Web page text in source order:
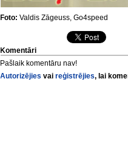
Foto: Valdis Zāgeuss, Go4speed
Komentāri
Pašlaik komentāru nav!
Autorizējies vaireģistrējies, lai